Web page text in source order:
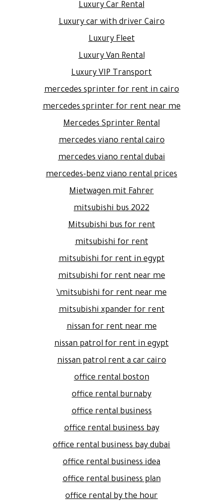
Luxury Car Rental
Luxury car with driver Cairo
Luxury Fleet
Luxury Van Rental
Luxury VIP Transport
mercedes sprinter for rent in cairo
mercedes sprinter for rent near me
Mercedes Sprinter Rental
mercedes viano rental cairo
mercedes viano rental dubai
mercedes-benz viano rental prices
Mietwagen mit Fahrer
mitsubishi bus 2022
Mitsubishi bus for rent
mitsubishi for rent
mitsubishi for rent in egypt
mitsubishi for rent near me
mitsubishi for rent near me\
mitsubishi xpander for rent
nissan for rent near me
nissan patrol for rent in egypt
nissan patrol rent a car cairo
office rental boston
office rental burnaby
office rental business
office rental business bay
office rental business bay dubai
office rental business idea
office rental business plan
office rental by the hour